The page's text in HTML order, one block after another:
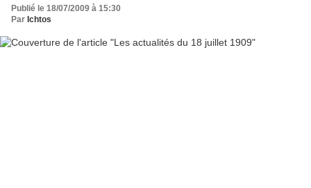
Publié le 18/07/2009 à 15:30
Par Ichtos